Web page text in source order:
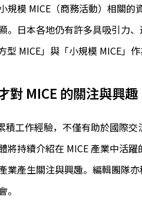
規模 MICE（商務活動）相關
。日本各地仍有許多具吸引力
型 MICE」與「小規模 MICE」
對 MICE 的關注與興趣
積工作經驗，不僅有助於國際
將持續介紹在 MICE 產業中活
業產生關注與興趣。編輯團隊
。